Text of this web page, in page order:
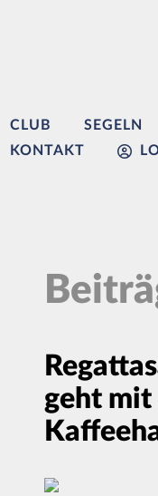
CLUB SEGELN
KONTAKT
geht mit